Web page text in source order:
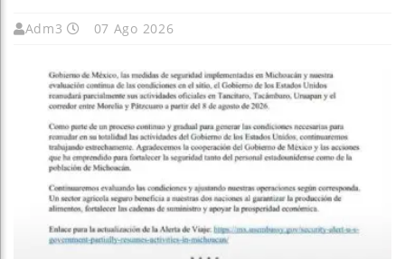
Adm3 07 Ago 2026